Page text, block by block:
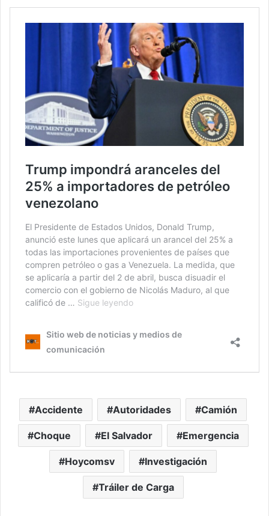
Accidente Autoridades Camión
Choque El Salvador Emergencia
Hoycomsv Investigación
Tráiler de Carga